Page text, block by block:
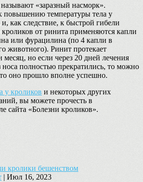
«заразный насморк».
повышению температуры тела у
как следствие, к быстрой гибели
от ринита применяются капли
или фурацилина (по 4 капли в
животного). Ринит протекает
месяц, но если через 20 дней лечения
полностью прекратились, то можно
оно прошло вполне успешно.
у кроликов и некоторых других
вы можете прочесть в
сайта «Болезни кроликов».
кролики бешенством
| Июл 16, 2023